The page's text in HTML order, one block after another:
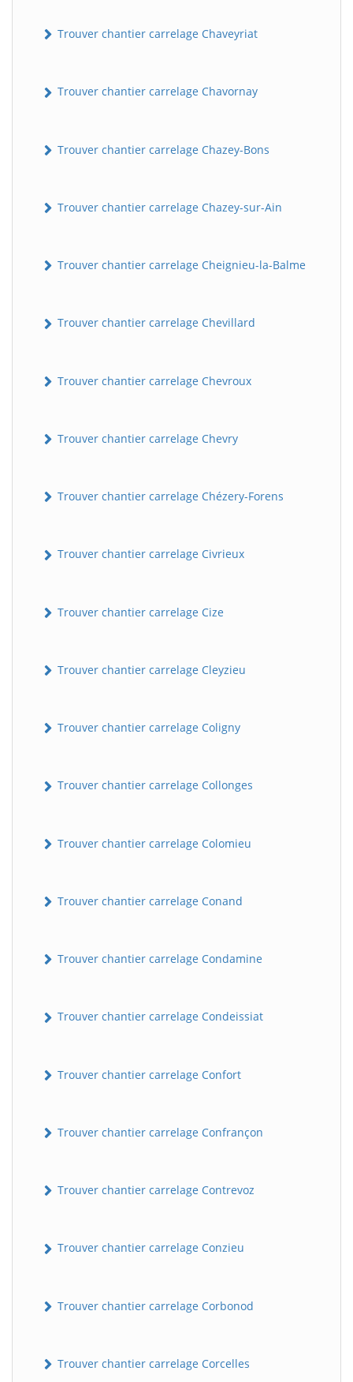
Trouver chantier carrelage Chaveyriat
Trouver chantier carrelage Chavornay
Trouver chantier carrelage Chazey-Bons
Trouver chantier carrelage Chazey-sur-Ain
Trouver chantier carrelage Cheignieu-la-Balme
Trouver chantier carrelage Chevillard
Trouver chantier carrelage Chevroux
Trouver chantier carrelage Chevry
Trouver chantier carrelage Chézery-Forens
Trouver chantier carrelage Civrieux
Trouver chantier carrelage Cize
Trouver chantier carrelage Cleyzieu
Trouver chantier carrelage Coligny
Trouver chantier carrelage Collonges
Trouver chantier carrelage Colomieu
Trouver chantier carrelage Conand
Trouver chantier carrelage Condamine
Trouver chantier carrelage Condeissiat
Trouver chantier carrelage Confort
Trouver chantier carrelage Confrançon
Trouver chantier carrelage Contrevoz
Trouver chantier carrelage Conzieu
Trouver chantier carrelage Corbonod
Trouver chantier carrelage Corcelles